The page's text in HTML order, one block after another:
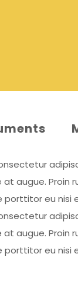
augue. Proin
eu nisi
augue. Proin
eu nisi